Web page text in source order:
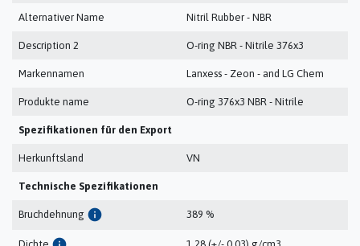
Alternativer Name Nitril Rubber - NBR
Description 2 O-ring NBR - Nitrile 376x3
Markennamen Lanxess - Zeon - and LG Chem
Produkte name O-ring 376x3 NBR - Nitrile
Spezifikationen für den Export
Herkunftsland VN
Technische Spezifikationen
Bruchdehnung info 389 %